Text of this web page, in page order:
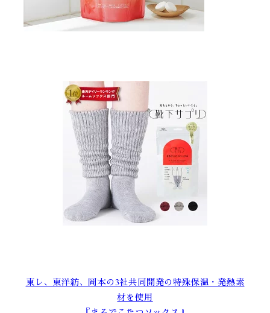
東レ、東洋紡、岡本の3社共同開発の特殊保温・発熱素
材を使用